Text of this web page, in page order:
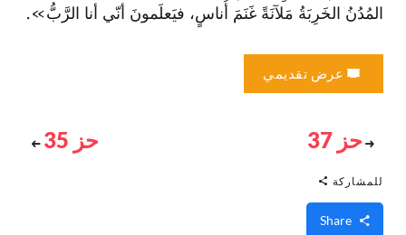
المُدُنُ الخَرِبَةُ مَلآنَةً غَنَمَ أُناسٍ، فيَعلَمونَ أنّي أنا الرَّبُّ».
عرض تقديمي
حز 37 حز 35
للمشاركة